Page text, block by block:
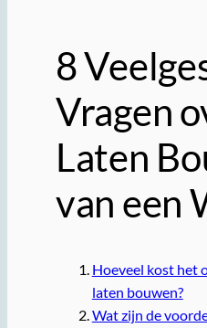
8
Vragen
Laten
van een
Hoeveel kost het
laten bouwen?
Wat zijn de